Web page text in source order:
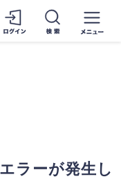
ラーが発生し